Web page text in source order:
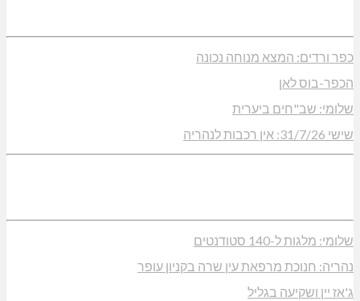
כפר ורדים: המצא מנוחה נכונה
הכפר-בוס לאן
שלומי: שב"חים ביערית
שישי 31/7/26: אין רכבות לנהריה
שלומי: מלגות ל-140 סטודנטים
נהריה: חנוכת מרפאת עין שרה בקניון עופר
ג'אז יין ושקיעה בגליל